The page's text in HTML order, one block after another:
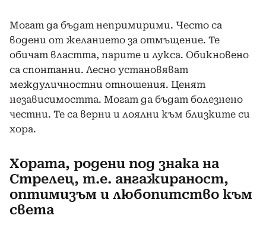
Могат да бъдат непримирими. Често са
водени от желанието за отмъщение. Те
обичат властта, парите и лукса. Обикновено
са спонтанни. Лесно установяват
междуличностни отношения. Ценят
независимостта. Могат да бъдат болезнено
честни. Те са верни и лоялни към близките си
хора.
Хората, родени под знака на
Стрелец, т.е. ангажираност,
оптимизъм и любопитство към
света